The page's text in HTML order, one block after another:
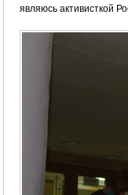
являюсь активисткой